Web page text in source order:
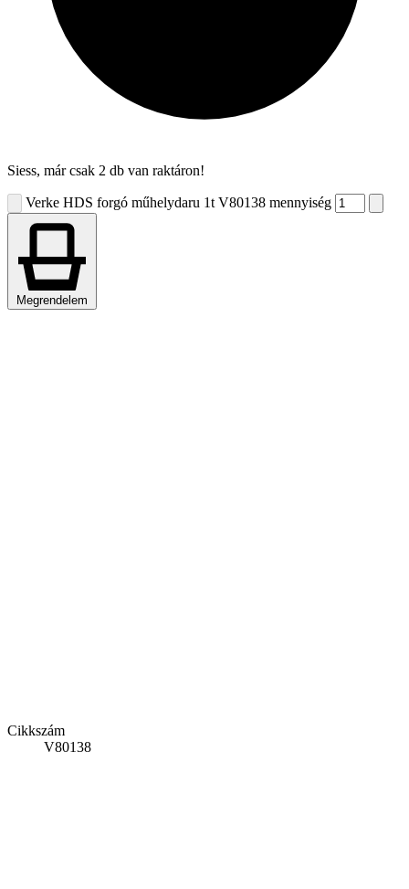
Siess, már csak 2 db van raktáron!
Verke HDS forgó műhelydaru 1t V80138 mennyiség
Megrendelem
Cikkszám
V80138